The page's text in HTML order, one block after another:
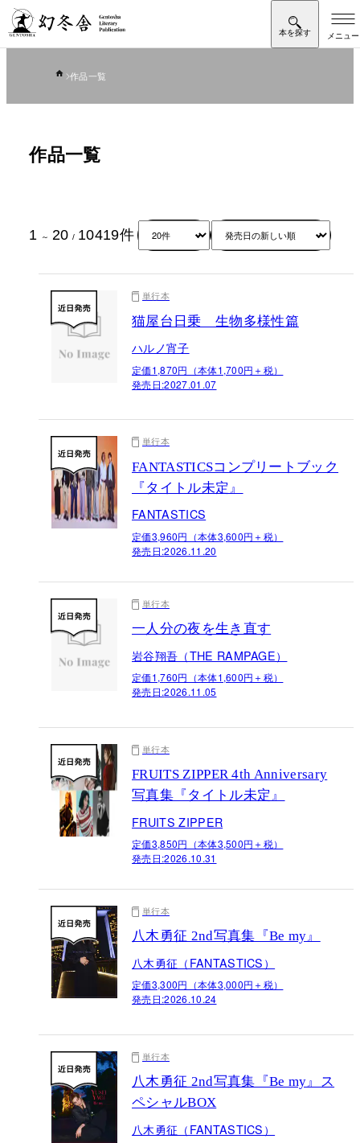
作品一覧
作品一覧
1 ～ 20 / 10419件
単行本
猫屋台日乗 生物多様性篇
ハルノ宵子
定価1,870円（本体1,700円＋税）
発売日:2027.01.07
単行本
FANTASTICSコンプリートブック
『タイトル未定』
FANTASTICS
定価3,960円（本体3,600円＋税）
発売日:2026.11.20
単行本
一人分の夜を生き直す
岩谷翔吾（THE RAMPAGE）
定価1,760円（本体1,600円＋税）
発売日:2026.11.05
単行本
FRUITS ZIPPER 4th Anniversary
写真集『タイトル未定』
FRUITS ZIPPER
定価3,850円（本体3,500円＋税）
発売日:2026.10.31
単行本
八木勇征 2nd写真集『Be my』
八木勇征（FANTASTICS）
定価3,300円（本体3,000円＋税）
発売日:2026.10.24
単行本
八木勇征 2nd写真集『Be my』ス
ペシャルBOX
八木勇征（FANTASTICS）